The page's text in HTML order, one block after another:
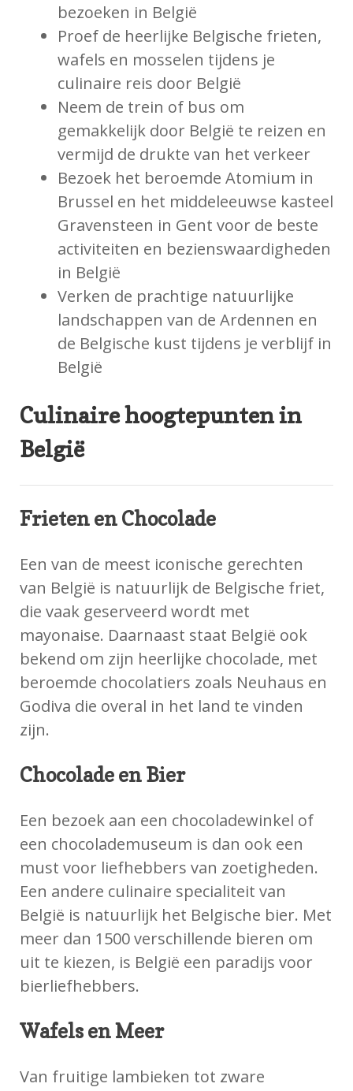
bezoeken in België
Proef de heerlijke Belgische frieten,
wafels en mosselen tijdens je
culinaire reis door België
Neem de trein of bus om
gemakkelijk door België te reizen en
vermijd de drukte van het verkeer
Bezoek het beroemde Atomium in
Brussel en het middeleeuwse kasteel
Gravensteen in Gent voor de beste
activiteiten en bezienswaardigheden
in België
Verken de prachtige natuurlijke
landschappen van de Ardennen en
de Belgische kust tijdens je verblijf in
België
Culinaire hoogtepunten in
België
Frieten en Chocolade
Een van de meest iconische gerechten
van België is natuurlijk de Belgische friet,
die vaak geserveerd wordt met
mayonaise. Daarnaast staat België ook
bekend om zijn heerlijke chocolade, met
beroemde chocolatiers zoals Neuhaus en
Godiva die overal in het land te vinden
zijn.
Chocolade en Bier
Een bezoek aan een chocoladewinkel of
een chocolademuseum is dan ook een
must voor liefhebbers van zoetigheden.
Een andere culinaire specialiteit van
België is natuurlijk het Belgische bier. Met
meer dan 1500 verschillende bieren om
uit te kiezen, is België een paradijs voor
bierliefhebbers.
Wafels en Meer
Van fruitige lambieken tot zware